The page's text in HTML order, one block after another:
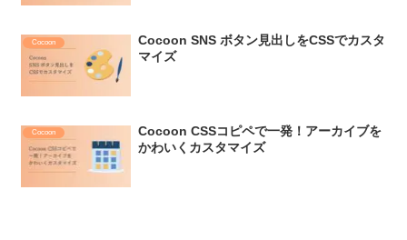
Cocoon
Cocoon SNS ボタン見出しをCSSでカスタ
マイズ
Cocoon
Cocoon CSSコピペで一発！アーカイブを
かわいくカスタマイズ